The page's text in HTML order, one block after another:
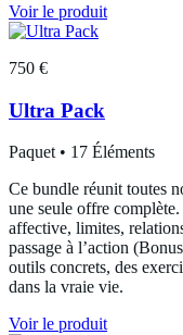
Voir le produit
750 €
Ultra Pack
Paquet • 17 Éléments
Ce bundle réunit toutes
une seule offre
affective, limites,
passage à l’action
outils concrets, des
dans la vraie vie.
Voir le produit